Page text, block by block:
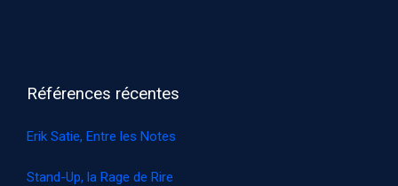
Références récentes
Erik Satie, Entre les Notes
Stand-Up, la Rage de Rire